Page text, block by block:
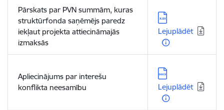
Pārskats par PVN summām, kuras
struktūrfonda saņēmējs paredz
iekļaut projekta attiecināmajās
izmaksās
Lejupielādēt:
Lejuplādēt
Apliecinājums par interešu
konflikta neesamību
Lejupielādēt:
Lejuplādēt